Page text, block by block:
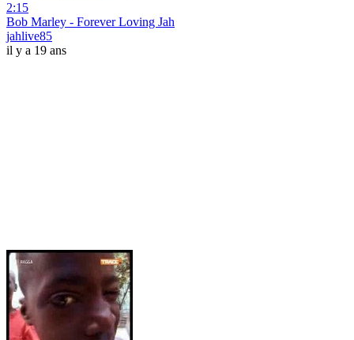
2:15
Bob Marley - Forever Loving Jah
jahlive85
il y a 19 ans